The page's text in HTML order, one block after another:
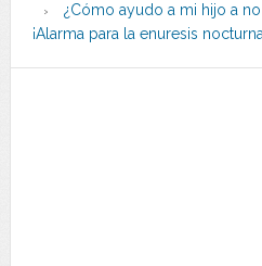
¿Cómo ayudo a mi hijo a
¡Alarma para la enuresis